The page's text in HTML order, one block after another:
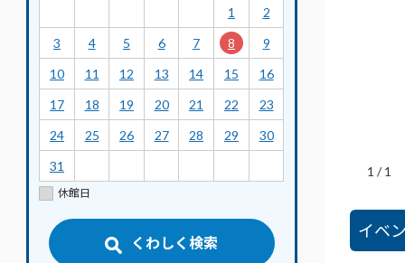
1
2
3
4 5 6 7 8
9
10
11 12 13 14 15
16
17
18 19 20 21 22
23
24
25 26 27 28 29
30
31
休館日
くわしく検索
1 /1
イベ